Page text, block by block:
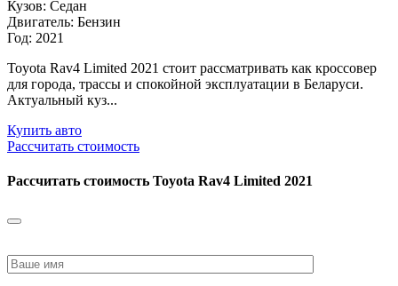
Кузов: Седан
Двигатель: Бензин
Год: 2021
Toyota Rav4 Limited 2021 стоит рассматривать как кроссовер
для города, трассы и спокойной эксплуатации в Беларуси.
Актуальный куз...
Купить авто
Рассчитать стоимость
Рассчитать стоимость Toyota Rav4 Limited 2021
leave